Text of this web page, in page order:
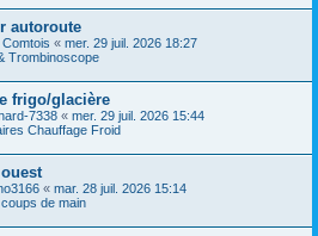
autoroute
Comtois « mer. 29 juil. 2026 18:27
Trombinoscope
frigo/glacière
7338 « mer. 29 juil. 2026 15:44
Chauffage Froid
« mar. 28 juil. 2026 15:14
de main